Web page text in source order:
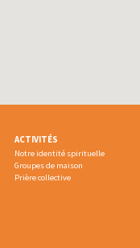
ACTIVITÉS
Notre identité spirituelle
Groupes de maison
Prière collective